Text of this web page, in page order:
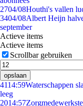
2704/08Houthi's vallen
3404/08Albert Heijn
september
Actieve items
Actieve items
Scrollbar gebruiken
opslaan
4114:59Waterschappen
leeg
2014:57